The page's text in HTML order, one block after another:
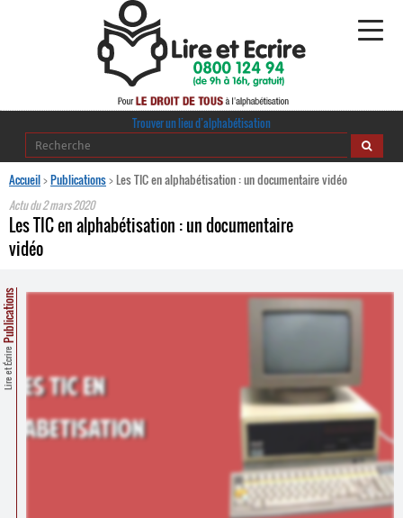
Alphabétisation
Regards croisés
Publications
Ressources pédagogiques
Bienvenue en Belgique
Contacts
Trouver un lieu d’alphabétisation
Trouver un lieu d’alphabétisation
Accueil>Publications>Les TIC en alphabétisation : un documentaire vidéo
Actu du2 mars 2020
Les TIC en alphabétisation : un documentaire
vidéo
Lire et Écrire
Publications